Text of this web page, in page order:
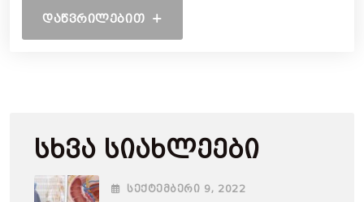
ᲓᲐᲬᲕᲠᲘᲚᲔᲑᲘᲗ
Სხვა Სიახლეები
ᲡᲔᲥᲢᲔᲛᲑᲔᲠᲘ 9, 2022